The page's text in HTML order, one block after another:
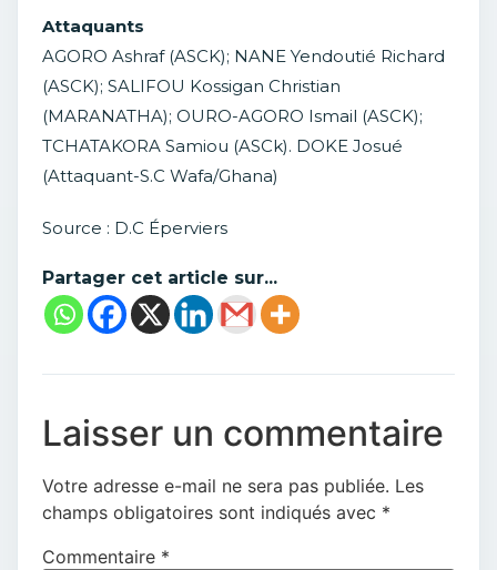
Attaquants
AGORO Ashraf (ASCK); NANE Yendoutié Richard
(ASCK); SALIFOU Kossigan Christian
(MARANATHA); OURO-AGORO Ismail (ASCK);
TCHATAKORA Samiou (ASCk). DOKE Josué
(Attaquant-S.C Wafa/Ghana)
Source : D.C Éperviers
Partager cet article sur...
Laisser un commentaire
Votre adresse e-mail ne sera pas publiée. Les
champs obligatoires sont indiqués avec *
Commentaire *